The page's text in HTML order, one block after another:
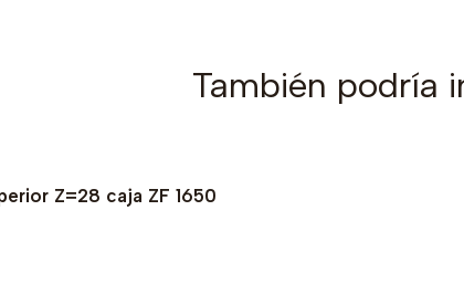
También podría
Z=28 caja ZF 1650